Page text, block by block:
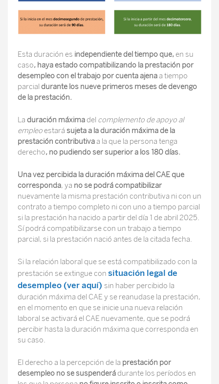
Esta duración es independiente del tiempo que, en su
caso, haya estado compatibilizando la prestación por
desempleo con el trabajo por cuenta ajena a tiempo
parcial durante los nueve primeros meses de devengo
de la prestación.
La duración máxima del complemento de apoyo al
empleo estará sujeta a la duración máxima de la
prestación contributiva a la que la persona tenga
derecho, no pudiendo ser superior a los 180 días.
Una vez percibida la duración máxima del CAE que
corresponda, ya no se podrá compatibilizar
nuevamente la misma prestación contributiva ni con un
contrato a tiempo completo ni con uno a tiempo parcial
si la prestación ha nacido a partir del día 1 de abril 2025.
Sí podrá compatibilizarse con un trabajo a tiempo
parcial, si la prestación nació antes de la citada fecha.
Si la relación laboral que se está compatibilizado con la
prestación se extingue con situación legal de
desempleo (ver aquí) sin haber percibido la
duración máxima del CAE y se reanudase la prestación,
en el momento en que se inicie una nueva relación
laboral se activará el CAE nuevamente, que se podrá
percibir hasta la duración máxima que corresponda en
su caso.
El derecho a la percepción de la prestación por
desempleo no se suspenderá durante los períodos en